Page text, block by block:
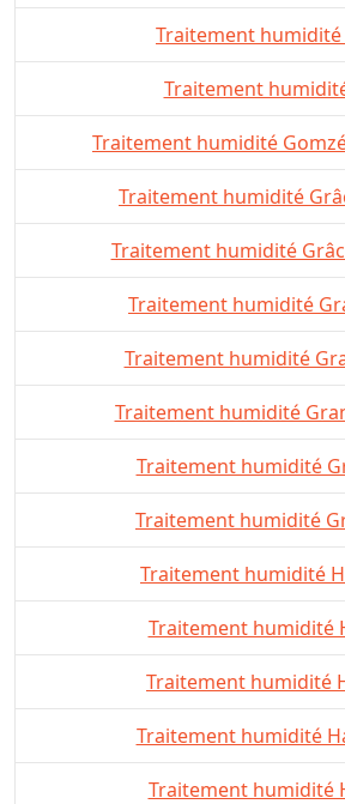
Traitement humidité
Traitement
Traitement humidité
Traitement humidité
Traitement humidité
Traitement humidité
Traitement humidité
Traitement humidité
Traitement humidité
Traitement humidité
Traitement humidité
Traitement humidité
Traitement humidité
Traitement humidité
Traitement humidité